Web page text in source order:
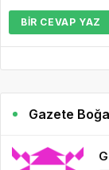
BIR CEVAP YAZ
Gazete